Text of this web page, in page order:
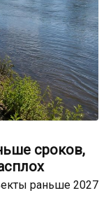
сроков,
раньше 2027